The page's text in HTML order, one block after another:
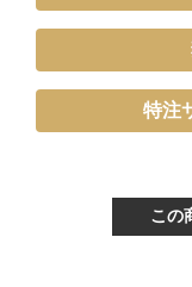
首
特注
この